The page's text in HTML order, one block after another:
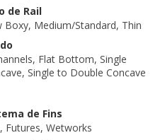
de Rail
Boxy, Medium/Standard, Thin
Flat Bottom, Single
Single to Double Concave
de Fins
Futures, Wetworks